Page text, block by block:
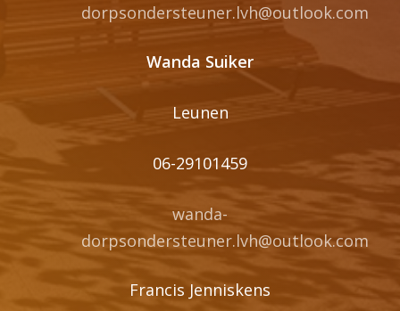
dorpsondersteuner.lvh@outlook.com
Wanda Suiker
Leunen
06-29101459
wanda-
dorpsondersteuner.lvh@outlook.com
Francis Jenniskens